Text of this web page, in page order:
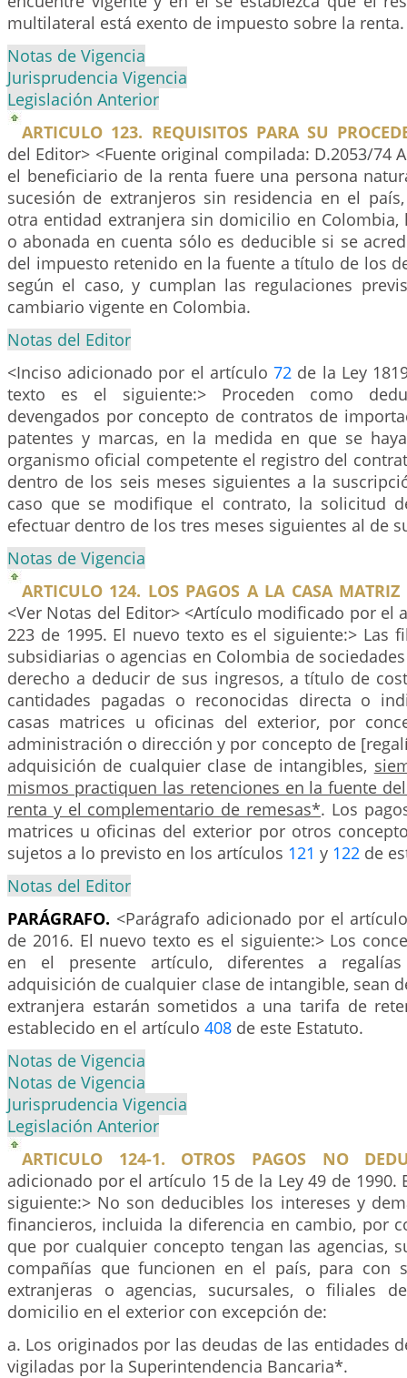
multilateral está exento de impuesto sobre la renta.
Notas de Vigencia
Jurisprudencia Vigencia
Legislación Anterior
ARTICULO 123. REQUISITOS PARA SU
del Editor> <Fuente original compilada: D.2053/74
el beneficiario de la renta fuere una persona
sucesión de extranjeros sin residencia en el
otra entidad extranjera sin domicilio en Colombia,
o abonada en cuenta sólo es deducible si se
del impuesto retenido en la fuente a título de los
según el caso, y cumplan las regulaciones
cambiario vigente en Colombia.
Notas del Editor
<Inciso adicionado por el artículo72 de la Ley
texto es el siguiente:> Proceden como
devengados por concepto de contratos de
patentes y marcas, en la medida en que se
organismo oficial competente el registro del
dentro de los seis meses siguientes a la
caso que se modifique el contrato, la solicitud
efectuar dentro de los tres meses siguientes al de
Notas de Vigencia
ARTICULO 124. LOS PAGOS A LA CASA MATRIZ
<Ver Notas del Editor> <Artículo modificado por el
223 de 1995. El nuevo texto es el siguiente:> Las
subsidiarias o agencias en Colombia de
derecho a deducir de sus ingresos, a título de
cantidades pagadas o reconocidas directa o
casas matrices u oficinas del exterior, por
administración o dirección y por concepto de
adquisición de cualquier clase de intangibles,
mismos practiquen las retenciones en la fuente
renta y el complementario de remesas*. Los
matrices u oficinas del exterior por otros
sujetos a lo previsto en los artículos 121 y 122 de
Notas del Editor
PARÁGRAFO. <Parágrafo adicionado por el
de 2016. El nuevo texto es el siguiente:> Los
en el presente artículo, diferentes a
adquisición de cualquier clase de intangible, sean
extranjera estarán sometidos a una tarifa de
establecido en el artículo 408 de este Estatuto.
Notas de Vigencia
Notas de Vigencia
Jurisprudencia Vigencia
Legislación Anterior
ARTICULO 124-1. OTROS PAGOS NO
adicionado por el artículo 15 de la Ley 49 de 1990.
siguiente:> No son deducibles los intereses y
financieros, incluida la diferencia en cambio, por
que por cualquier concepto tengan las agencias,
compañías que funcionen en el país, para con
extranjeras o agencias, sucursales, o filiales
domicilio en el exterior con excepción de:
a. Los originados por las deudas de las entidades
vigiladas por la Superintendencia Bancaria*.